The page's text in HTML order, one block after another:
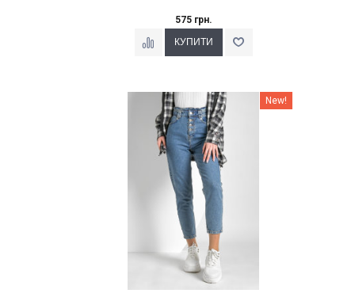
575 грн.
Наклейки Варіант з % New!